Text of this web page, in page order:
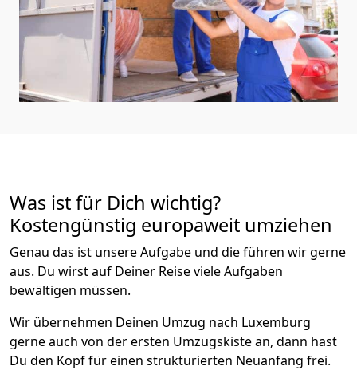
Was ist für Dich wichtig?
Kostengünstig europaweit umziehen
Genau das ist unsere Aufgabe und die führen wir gerne
aus. Du wirst auf Deiner Reise viele Aufgaben
bewältigen müssen.
Wir übernehmen Deinen Umzug nach Luxemburg
gerne auch von der ersten Umzugskiste an, dann hast
Du den Kopf für einen strukturierten Neuanfang frei.